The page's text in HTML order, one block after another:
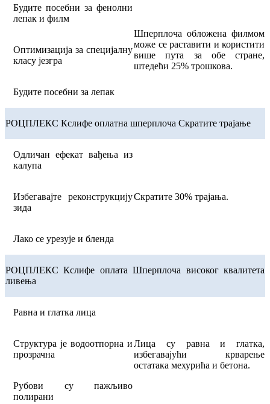
Будите посебни за фенолни
лепак и филм
Шперплоча обложена филмом
може се раставити и користити
више пута за обе стране,
штедећи 25% трошкова.
Оптимизација за специјалну
класу језгра
Будите посебни за лепак
РОЦПЛЕКС Кслифе оплатна шперплоча Скратите трајање
Одличан ефекат вађења из
калупа
Скратите 30% трајања.
Избегавајте реконструкцију
зида
Лако се урезује и бленда
РОЦПЛЕКС Кслифе оплата Шперплоча високог квалитета
ливења
Равна и глатка лица
Лица су равна и глатка,
избегавајући крварење
остатака мехурића и бетона.
Структура је водоотпорна и
прозрачна
Рубови су пажљиво
полирани